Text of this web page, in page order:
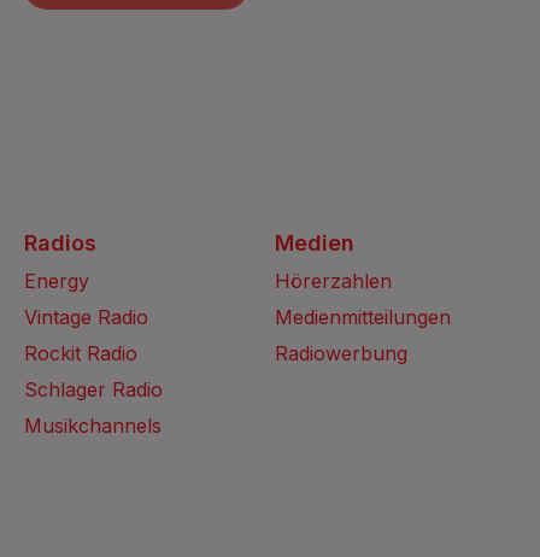
Radios
Energy
Vintage Radio
Rockit Radio
Schlager Radio
Musikchannels
Medien
Hörerzahlen
Medienmitteilungen
Radiowerbung